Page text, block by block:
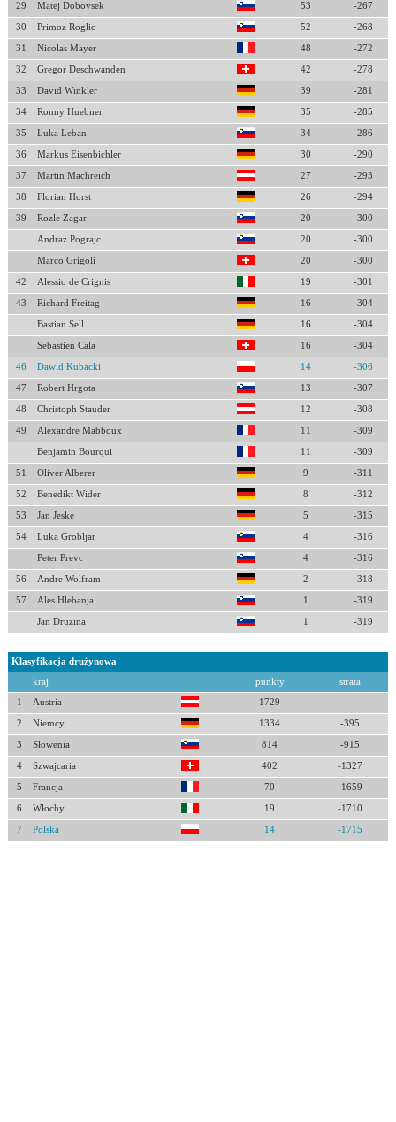
29 Matej Dobovsek 53 -267
30 Primoz Roglic 52 -268
31 Nicolas Mayer 48 -272
32 Gregor Deschwanden 42 -278
33 David Winkler 39 -281
34 Ronny Huebner 35 -285
35 Luka Leban 34 -286
36 Markus Eisenbichler 30 -290
37 Martin Machreich 27 -293
38 Florian Horst 26 -294
39 Rozle Zagar 20 -300
Andraz Pograjc 20 -300
Marco Grigoli 20 -300
42 Alessio de Crignis 19 -301
43 Richard Freitag 16 -304
Bastian Sell 16 -304
Sebastien Cala 16 -304
46 Dawid Kubacki 14 -306
47 Robert Hrgota 13 -307
48 Christoph Stauder 12 -308
49 Alexandre Mabboux 11 -309
Benjamin Bourqui 11 -309
51 Oliver Alberer 9 -311
52 Benedikt Wider 8 -312
53 Jan Jeske 5 -315
54 Luka Grobljar 4 -316
Peter Prevc 4 -316
56 Andre Wolfram 2 -318
57 Ales Hlebanja 1 -319
Jan Druzina 1 -319
Klasyfikacja drużynowa
kraj punkty strata
1 Austria 1729
2 Niemcy 1334 -395
3 Słowenia 814 -915
4 Szwajcaria 402 -1327
5 Francja 70 -1659
6 Włochy 19 -1710
7 Polska 14 -1715